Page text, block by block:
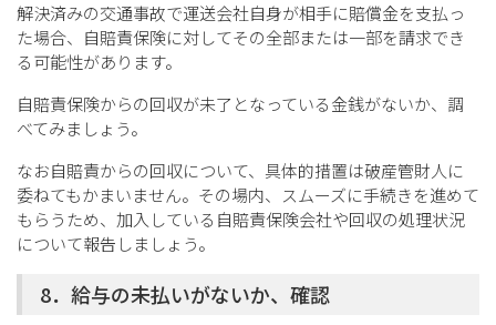
解決済みの交通事故で運送会社自身が相手に賠償金を支払っ
た場合、自賠責保険に対してその全部または一部を請求でき
る可能性があります。
自賠責保険からの回収が未了となっている金銭がないか、調
べてみましょう。
なお自賠責からの回収について、具体的措置は破産管財人に
委ねてもかまいません。その場内、スムーズに手続きを進めて
もらうため、加入している自賠責保険会社や回収の処理状況
について報告しましょう。
8．給与の未払いがないか、確認